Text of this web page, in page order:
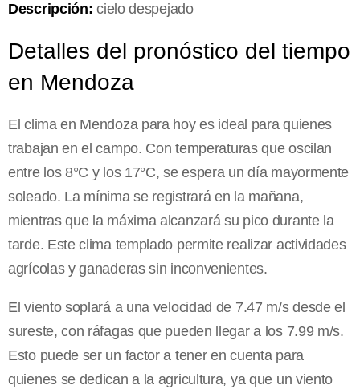
Descripción: cielo despejado
Detalles del pronóstico del tiempo
en Mendoza
El clima en Mendoza para hoy es ideal para quienes
trabajan en el campo. Con temperaturas que oscilan
entre los 8°C y los 17°C, se espera un día mayormente
soleado. La mínima se registrará en la mañana,
mientras que la máxima alcanzará su pico durante la
tarde. Este clima templado permite realizar actividades
agrícolas y ganaderas sin inconvenientes.
El viento soplará a una velocidad de 7.47 m/s desde el
sureste, con ráfagas que pueden llegar a los 7.99 m/s.
Esto puede ser un factor a tener en cuenta para
quienes se dedican a la agricultura, ya que un viento